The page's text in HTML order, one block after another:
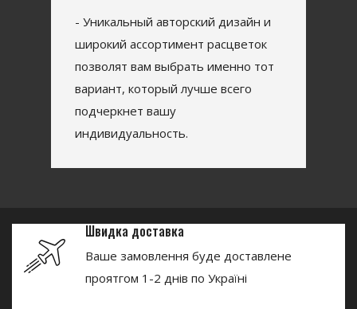
- Уникальный авторский дизайн и
широкий ассортимент расцветок
позволят вам выбрать именно тот
вариант, который лучше всего
подчеркнет вашу
индивидуальность.
Швидка доставка
Ваше замовлення буде доставлене
проятгом 1-2 днів по Україні